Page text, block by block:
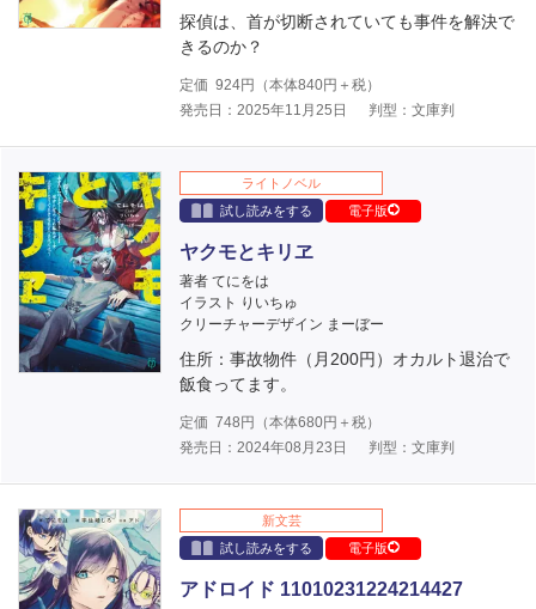
探偵は、首が切断されていても事件を解決で
きるのか？
定価 924円（本体840円＋税）
発売日：2025年11月25日
判型：文庫判
ライトノベル
試し読みをする
電子版
ヤクモとキリヱ
著者 てにをは
イラスト りいちゅ
クリーチャーデザイン まーぼー
住所：事故物件（月200円）オカルト退治で
飯食ってます。
定価 748 円（本体680円＋税）
発売日：2024年08月23日
判型：文庫判
新文芸
試し読みをする
電子版
アドロイド 11010231224214427